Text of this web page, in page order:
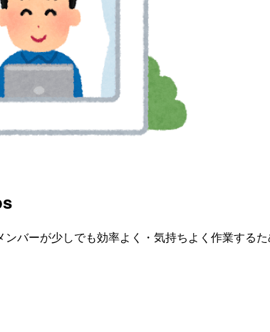
バーが少しでも効率よく・気持ちよく作業する